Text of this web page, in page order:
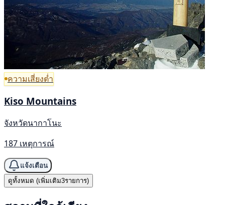
ความเสี่ยงต่ำ
Kiso Mountains
จังหวัดนากาโนะ
187 เหตุการณ์
แจ้งเตือน
ดูทั้งหมด (เพิ่มเติม3รายการ)